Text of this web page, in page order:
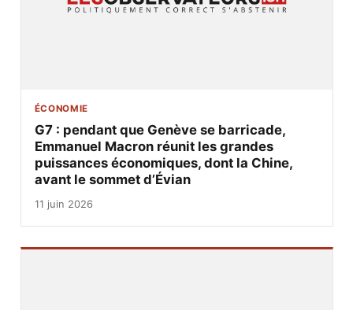
ÉCONOMIE
G7 : pendant que Genève se barricade,
Emmanuel Macron réunit les grandes
puissances économiques, dont la Chine,
avant le sommet d’Évian
11 juin 2026